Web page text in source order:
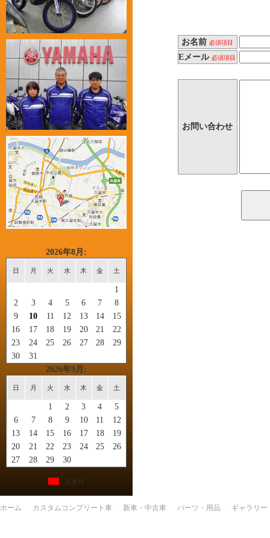
2026年8月:
日 月 火 水 木 金 土
1
2
3 4 5 6 7
8
9
10 11 12 13 14
15
16
17 18 19 20 21
22
23
24 25 26 27 28
29
30
31
2026年9月:
日 月 火 水 木 金 土
1 2 3 4
5
6
7 8 9 10 11
12
13
14 15 16 17 18
19
20
21 22 23 24 25
26
27
28 29 30
: 定休日
お名前 必須項目
Eメール 必須項目
お問い合わせ
ホーム カスタムコンプリート車 新車・中古車 パーツ・用品 ギャラリー